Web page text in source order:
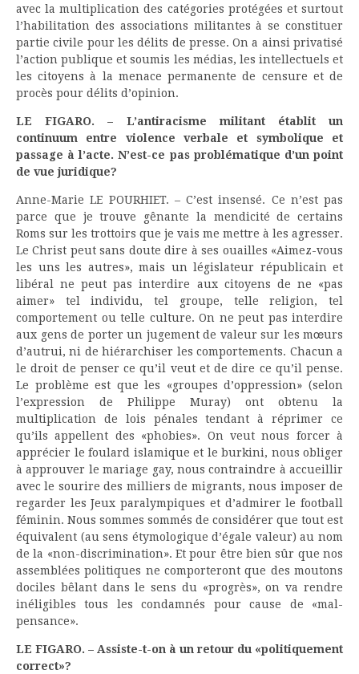
avec la multiplication des catégories protégées et surtout
l’habilitation des associations militantes à se constituer
partie civile pour les délits de presse. On a ainsi privatisé
l’action publique et soumis les médias, les intellectuels et
les citoyens à la menace permanente de censure et de
procès pour délits d’opinion.
LE FIGARO. – L’antiracisme militant établit un
continuum entre violence verbale et symbolique et
passage à l’acte. N’est-ce pas problématique d’un point
de vue juridique?
Anne-Marie LE POURHIET. – C’est insensé. Ce n’est pas
parce que je trouve gênante la mendicité de certains
Roms sur les trottoirs que je vais me mettre à les agresser.
Le Christ peut sans doute dire à ses ouailles «Aimez-vous
les uns les autres», mais un législateur républicain et
libéral ne peut pas interdire aux citoyens de ne «pas
aimer» tel individu, tel groupe, telle religion, tel
comportement ou telle culture. On ne peut pas interdire
aux gens de porter un jugement de valeur sur les mœurs
d’autrui, ni de hiérarchiser les comportements. Chacun a
le droit de penser ce qu’il veut et de dire ce qu’il pense.
Le problème est que les «groupes d’oppression» (selon
l’expression de Philippe Muray) ont obtenu la
multiplication de lois pénales tendant à réprimer ce
qu’ils appellent des «phobies». On veut nous forcer à
apprécier le foulard islamique et le burkini, nous obliger
à approuver le mariage gay, nous contraindre à accueillir
avec le sourire des milliers de migrants, nous imposer de
regarder les Jeux paralympiques et d’admirer le football
féminin. Nous sommes sommés de considérer que tout est
équivalent (au sens étymologique d’égale valeur) au nom
de la «non-discrimination». Et pour être bien sûr que nos
assemblées politiques ne comporteront que des moutons
dociles bêlant dans le sens du «progrès», on va rendre
inéligibles tous les condamnés pour cause de «mal-
pensance».
LE FIGARO. – Assiste-t-on à un retour du «politiquement
correct»?